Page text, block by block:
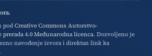
podCreative Commons Autorstvo-
4.0 Međunarodna licenca. Dozvoljeno je
navođenje izvora i direktan link ka